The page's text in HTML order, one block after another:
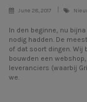
June 28, 2017
In den beginne, nu
nodig hadden. De
of dat soort dingen. Wij
bouwden een
leveranciers (waarbij
we.